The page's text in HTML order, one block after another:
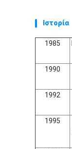
Ιστορία
1985
1990
1992
1995